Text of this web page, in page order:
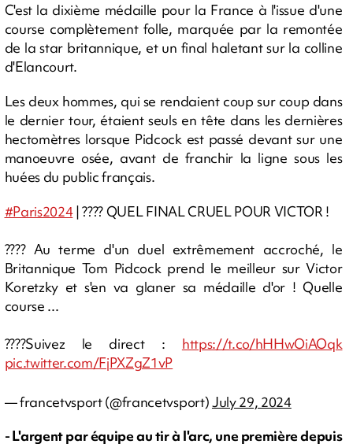
C'est la dixième médaille pour la France à l'issue d'une
course complètement folle, marquée par la remontée
de la star britannique, et un final haletant sur la colline
d'Elancourt.
Les deux hommes, qui se rendaient coup sur coup dans
le dernier tour, étaient seuls en tête dans les dernières
hectomètres lorsque Pidcock est passé devant sur une
manoeuvre osée, avant de franchir la ligne sous les
huées du public français.
#Paris2024| ???? QUEL FINAL CRUEL POUR VICTOR !
???? Au terme d'un duel extrêmement accroché, le
Britannique Tom Pidcock prend le meilleur sur Victor
Koretzky et s'en va glaner sa médaille d'or ! Quelle
course ...
????Suivez le direct : https://t.co/hHHwOiAOqk
pic.twitter.com/FjPXZgZ1vP
— francetvsport (@francetvsport)July 29, 2024
- L'argent par équipe au tir à l'arc, une première depuis